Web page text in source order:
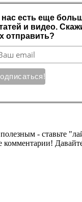
- ставьте
комментарии!